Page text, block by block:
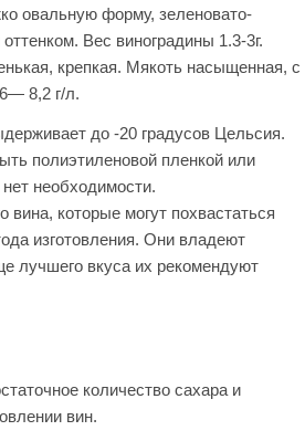
овальную форму, зеленовато-
Вес виноградины 1.3-3г.
крепкая. Мякоть насыщенная, с
8,2 г/л.
до -20 градусов Цельсия.
полиэтиленовой пленкой или
необходимости.
которые могут похвастаться
изготовления. Они владеют
лучшего вкуса их рекомендуют
количество сахара и
вин.